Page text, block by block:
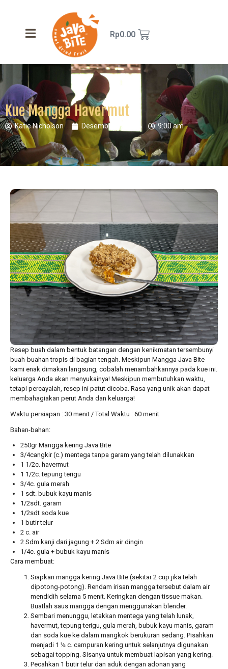
Rp0.00
Kue Mangga Havermut
Katie Nicholson Desember 1, 2019 9:00 am
Resep buah dalam bentuk batangan dengan kenikmatan tersembunyi
buah-buahan tropis di bagian tengah. Meskipun Mangga Java Bite
kami enak dimakan langsung, cobalah menambahkannya pada kue ini.
keluarga Anda akan menyukainya! Meskipun membutuhkan waktu,
tetapi percayalah, resep ini patut dicoba. Rasa yang unik akan dapat
membahagiakan perut Anda dan keluarga!
Waktu persiapan : 30 menit / Total Waktu : 60 menit
Bahan-bahan:
250gr Mangga kering Java Bite
3/4cangkir (c.) mentega tanpa garam yang telah dilunakkan
1 1/2c. havermut
1 1/2c. tepung terigu
3/4c. gula merah
1 sdt. bubuk kayu manis
1/2sdt. garam
1/2sdt soda kue
1 butir telur
2 c. air
2 Sdm kanji dari jagung + 2 Sdm air dingin
1/4c. gula + bubuk kayu manis
Cara membuat:
Siapkan mangga kering Java Bite (sekitar 2 cup jika telah
dipotong-potong). Rendam irisan mangga tersebut dalam air
mendidih selama 5 menit. Keringkan dengan tissue makan.
Buatlah saus mangga dengan menggunakan blender.
Sembari menunggu, letakkan mentega yang telah lunak,
havermut, tepung terigu, gula merah, bubuk kayu manis, garam
dan soda kue ke dalam mangkok berukuran sedang. Pisahkan
menjadi 1 ½ c. campuran kering untuk selanjutnya digunakan
sebagai topping. Sisanya untuk membuat lapisan yang kering.
Pecahkan 1 butir telur dan aduk dengan adonan yang